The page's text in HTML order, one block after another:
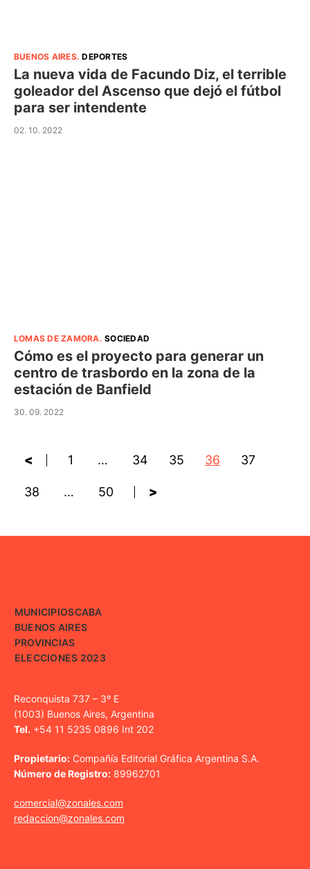
BUENOS AIRES.DEPORTES
La nueva vida de Facundo Diz, el terrible
goleador del Ascenso que dejó el fútbol
para ser intendente
02. 10. 2022
LOMAS DE ZAMORA.SOCIEDAD
Cómo es el proyecto para generar un
centro de trasbordo en la zona de la
estación de Banfield
30. 09. 2022
< 1 … 34 35 36 37
38 … 50 >
MUNICIPIOSCABA
BUENOS AIRES
PROVINCIAS
ELECCIONES 2023
Reconquista 737 – 3º E
(1003) Buenos Aires, Argentina
Tel. +54 11 5235 0896 Int 202
Propietario: Compañía Editorial Gráfica Argentina S.A.
Número de Registro: 89962701
comercial@zonales.com
redaccion@zonales.com